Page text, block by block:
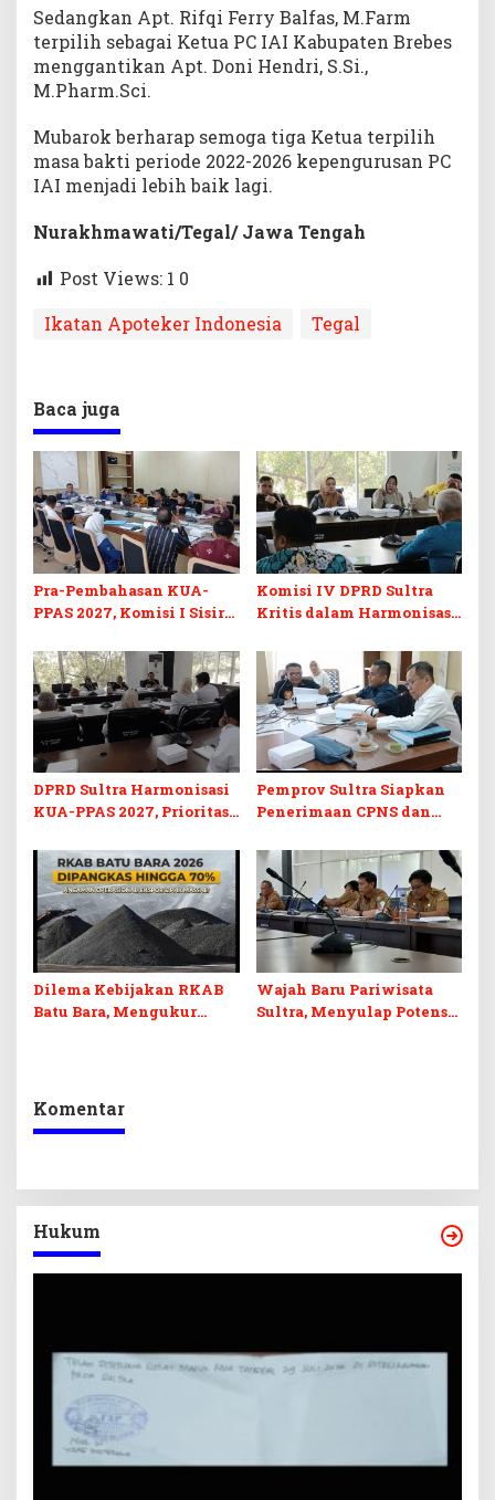
Sedangkan Apt. Rifqi Ferry Balfas, M.Farm
terpilih sebagai Ketua PC IAI Kabupaten Brebes
menggantikan Apt. Doni Hendri, S.Si.,
M.Pharm.Sci.
Mubarok berharap semoga tiga Ketua terpilih
masa bakti periode 2022-2026 kepengurusan PC
IAI menjadi lebih baik lagi.
Nurakhmawati/Tegal/ Jawa Tengah
Post Views: 1 0
Ikatan Apoteker Indonesia
Tegal
Baca juga
Pra-Pembahasan KUA-
PPAS 2027, Komisi I Sisir
Berkelanjutan
Komisi IV DPRD Sultra
Kritis dalam Harmonisasi
Perubahan APBD 2026
DPRD Sultra Harmonisasi
KUA-PPAS 2027, Prioritas
dan Pelunasan Utang
Infrastruktur
Pemprov Sultra Siapkan
Penerimaan CPNS dan
Desak Formasi Disabilitas
Dilema Kebijakan RKAB
Batu Bara, Mengukur
Wajah Baru Pariwisata
Sultra, Menyulap Potensi
Komentar
Hukum